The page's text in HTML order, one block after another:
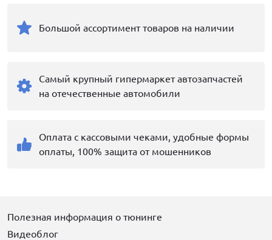
Большой ассортимент товаров на наличии
Самый крупный гипермаркет автозапчастей
на отечественные автомобили
Оплата с кассовыми чеками, удобные формы
оплаты, 100% защита от мошенников
Полезная информация о тюнинге
Видеоблог